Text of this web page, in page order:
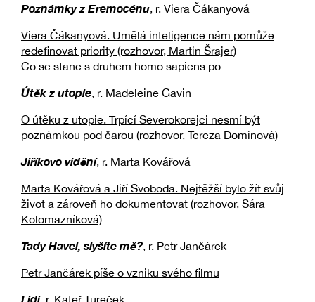
Poznámky z Eremocénu, r. Viera Čákanyová
Viera Čákanyová. Umělá inteligence nám pomůže
redefinovat priority (rozhovor, Martin Šrajer)
Co se stane s druhem homo sapiens po
Útěk z utopie, r. Madeleine Gavin
O útěku z utopie. Trpící Severokorejci nesmí být
poznámkou pod čarou (rozhovor, Tereza Domínová)
Jiříkovo vidění, r. Marta Kovářová
Marta Kovářová a Jiří Svoboda. Nejtěžší bylo žít svůj
život a zároveň ho dokumentovat (rozhovor, Sára
Kolomazníková)
Tady Havel, slyšíte mě?, r. Petr Jančárek
Petr Jančárek píše o vzniku svého filmu
Lidi